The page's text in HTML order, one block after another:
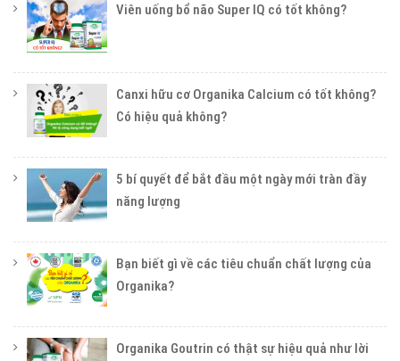
Viên uống bổ não Super IQ có tốt không?
Canxi hữu cơ Organika Calcium có tốt không?
Có hiệu quả không?
5 bí quyết để bắt đầu một ngày mới tràn đầy
năng lượng
Bạn biết gì về các tiêu chuẩn chất lượng của
Organika?
Organika Goutrin có thật sự hiệu quả như lời